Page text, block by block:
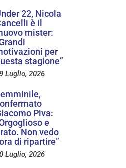
22, Nicola
è il
mister:
per
stagione”
Luglio, 2026
Piva:
e
Non vedo
di ripartire”
Luglio, 2026